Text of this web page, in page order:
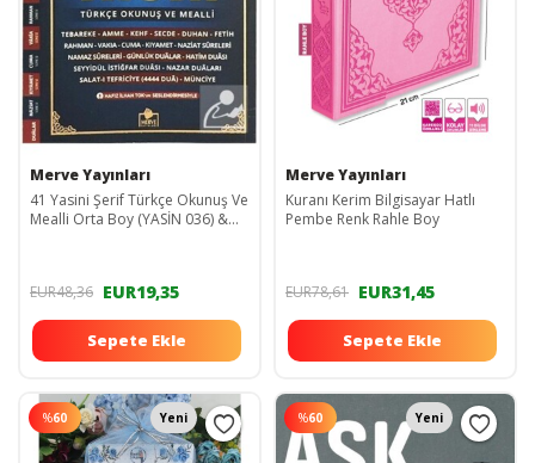
Merve Yayınları
41 Yasini Şerif Türkçe Okunuş Ve
Mealli Orta Boy (YASİN 036) &
EUR48,36 EUR19,35
Sepete Ekle
Merve Yayınları
Kuranı Kerim Bilgisayar Hatlı
Pembe Renk Rahle Boy
EUR78,61 EUR31,45
Sepete Ekle
%60 Yeni %60 Yeni